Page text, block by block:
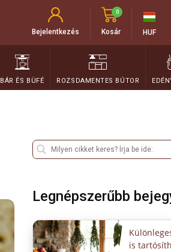
Bejelentkezés Kosár
0
HUF
BÁR ÉS BÜFÉ ROZSDAMENTES BÚTOR
Legnépszerűbb
is